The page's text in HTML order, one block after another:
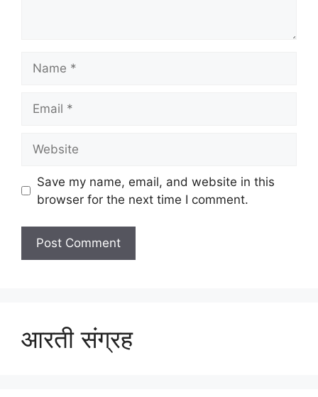
Save my name, email, and website in this
browser for the next time I comment.
आरती संग्रह